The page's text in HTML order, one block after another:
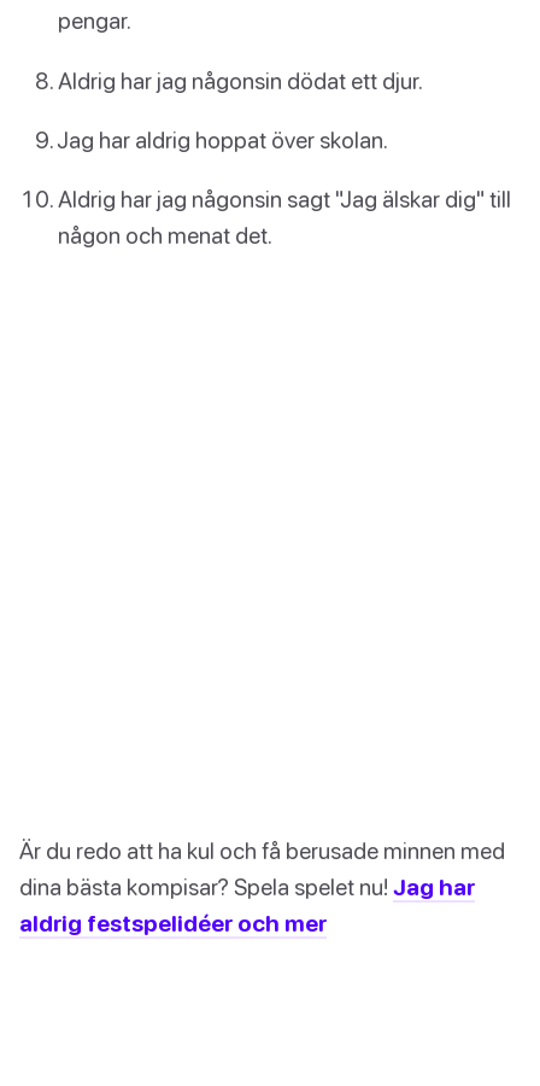
pengar.
Aldrig har jag någonsin dödat ett djur.
Jag har aldrig hoppat över skolan.
Aldrig har jag någonsin sagt "Jag älskar dig" till
någon och menat det.
Är du redo att ha kul och få berusade minnen med
dina bästa kompisar? Spela spelet nu! Jag har
aldrig festspelidéer och mer